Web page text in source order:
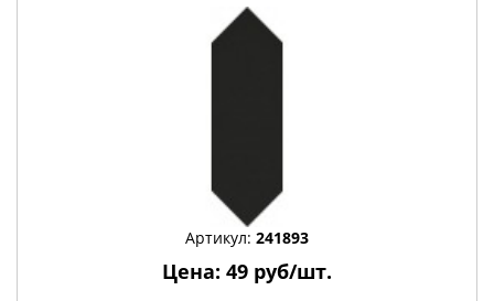
Артикул: 241893
Цена: 49 руб/шт.